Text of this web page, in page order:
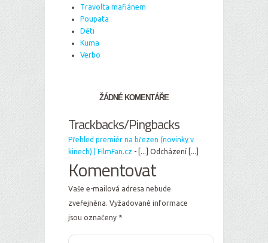
Travolta mafiánem
Poupata
Děti
Kuma
Verbo
ŽÁDNÉ KOMENTÁŘE
Trackbacks/Pingbacks
Přehled premiér na březen (novinky v
kinech) | FilmFan.cz - [...] Odcházení [...]
Komentovat
Vaše e-mailová adresa nebude
zveřejněna. Vyžadované informace
jsou označeny *